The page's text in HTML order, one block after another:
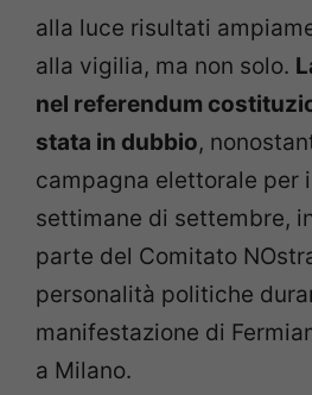
alla luce risultati
alla vigilia, ma non solo.
nel referendum
stata in dubbio,
campagna elettorale per
settimane di settembre,
parte del Comitato
personalità politiche
manifestazione di
a Milano.